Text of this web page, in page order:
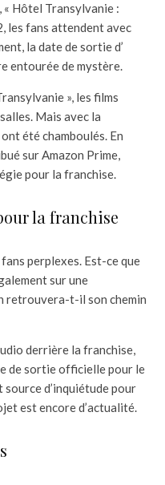
Hôtel Transylvanie :
les fans attendent avec
la date de sortie d’
entourée de mystère.
», les films
Mais avec la
été chamboulés. En
sur Amazon Prime,
pour la franchise.
la franchise
perplexes. Est-ce que
sur une
retrouvera-t-il son chemin
derrière la franchise,
de sortie officielle pour le
source d’inquiétude pour
est encore d’actualité.